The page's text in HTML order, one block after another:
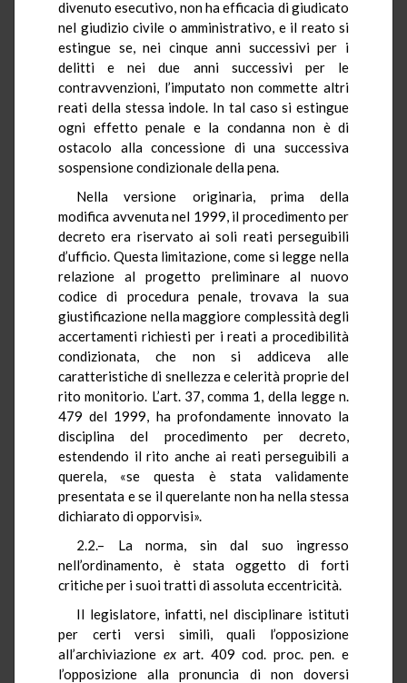
divenuto esecutivo, non ha efficacia di giudicato
nel giudizio civile o amministrativo, e il reato si
estingue se, nei cinque anni successivi per i
delitti e nei due anni successivi per le
contravvenzioni, l’imputato non commette altri
reati della stessa indole. In tal caso si estingue
ogni effetto penale e la condanna non è di
ostacolo alla concessione di una successiva
sospensione condizionale della pena.
Nella versione originaria, prima della
modifica avvenuta nel 1999, il procedimento per
decreto era riservato ai soli reati perseguibili
d’ufficio. Questa limitazione, come si legge nella
relazione al progetto preliminare al nuovo
codice di procedura penale, trovava la sua
giustificazione nella maggiore complessità degli
accertamenti richiesti per i reati a procedibilità
condizionata, che non si addiceva alle
caratteristiche di snellezza e celerità proprie del
rito monitorio. L’art. 37, comma 1, della legge n.
479 del 1999, ha profondamente innovato la
disciplina del procedimento per decreto,
estendendo il rito anche ai reati perseguibili a
querela, «se questa è stata validamente
presentata e se il querelante non ha nella stessa
dichiarato di opporvisi».
2.2.– La norma, sin dal suo ingresso
nell’ordinamento, è stata oggetto di forti
critiche per i suoi tratti di assoluta eccentricità.
Il legislatore, infatti, nel disciplinare istituti
per certi versi simili, quali l’opposizione
all’archiviazione exart. 409 cod. proc. pen. e
l’opposizione alla pronuncia di non doversi